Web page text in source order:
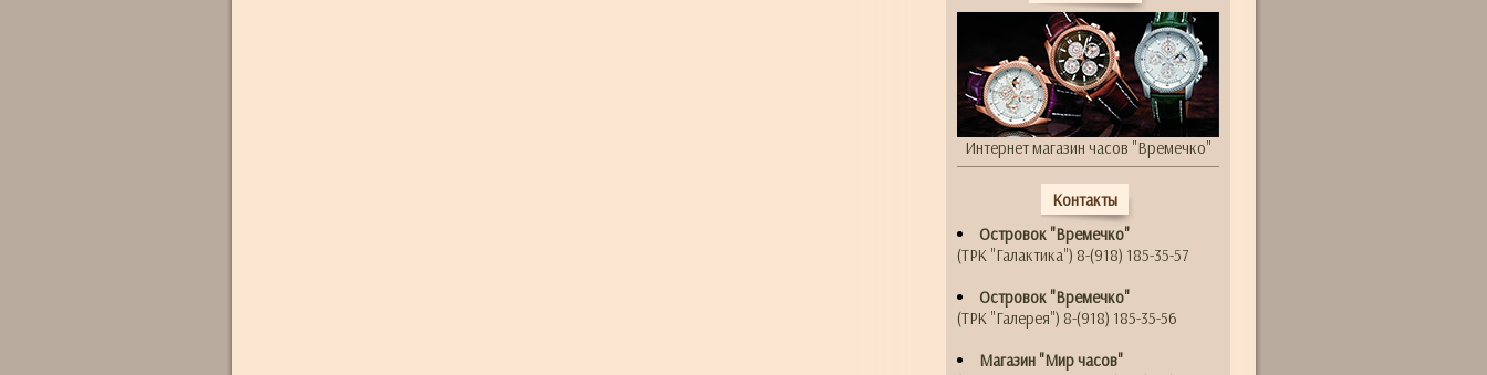
Интернет магазин часов "Времечко"
Контакты
Островок "Времечко"
(ТРК "Галактика") 8-(918) 185-35-57
Островок "Времечко"
(ТРК "Галерея") 8-(918) 185-35-56
Магазин "Мир часов"